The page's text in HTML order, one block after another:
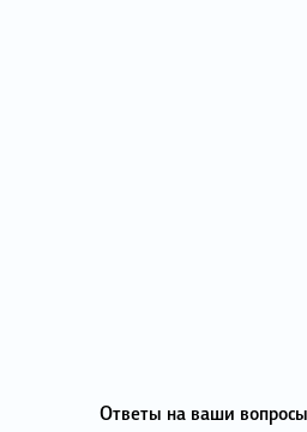
Ответы на ваши